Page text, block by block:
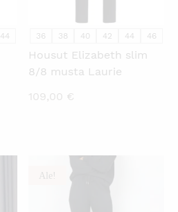
44
36 38 40 42 44 46
Housut Elizabeth slim
8/8 musta Laurie
109,00 €
Ale! KATSO PIKANÄKYMÄ